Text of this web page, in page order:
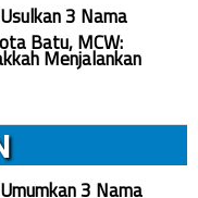
3 Nama
Batu, MCW:
Menjalankan
3 Nama